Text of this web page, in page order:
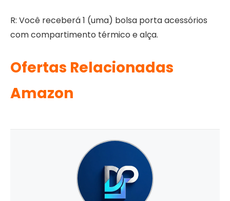
R: Você receberá 1 (uma) bolsa porta acessórios
com compartimento térmico e alça.
Ofertas Relacionadas
Amazon